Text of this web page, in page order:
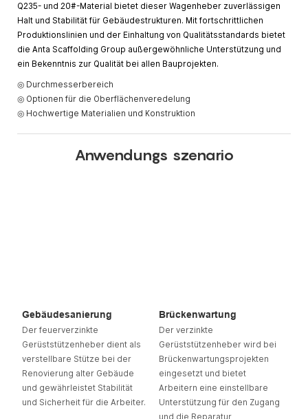
Q235- und 20#-Material bietet dieser Wagenheber zuverlässigen
Halt und Stabilität für Gebäudestrukturen. Mit fortschrittlichen
Produktionslinien und der Einhaltung von Qualitätsstandards bietet
die Anta Scaffolding Group außergewöhnliche Unterstützung und
ein Bekenntnis zur Qualität bei allen Bauprojekten.
◎ Durchmesserbereich
◎ Optionen für die Oberflächenveredelung
◎ Hochwertige Materialien und Konstruktion
Anwendungs szenario
Gebäudesanierung
Der feuerverzinkte
Gerüststützenheber dient als
verstellbare Stütze bei der
Renovierung alter Gebäude
und gewährleistet Stabilität
und Sicherheit für die Arbeiter.
Brückenwartung
Der verzinkte
Gerüststützenheber wird bei
Brückenwartungsprojekten
eingesetzt und bietet
Arbeitern eine einstellbare
Unterstützung für den Zugang
und die Reparatur